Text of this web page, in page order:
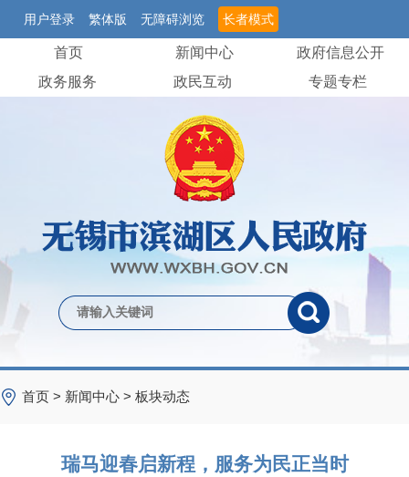
用户登录 繁体版 无障碍浏览 长者模式
首页 新闻中心
政府信息公开
政务服务
政民互动 专题专栏
首页 > 新闻中心 > 板块动态
瑞马迎春启新程，服务为民正当时